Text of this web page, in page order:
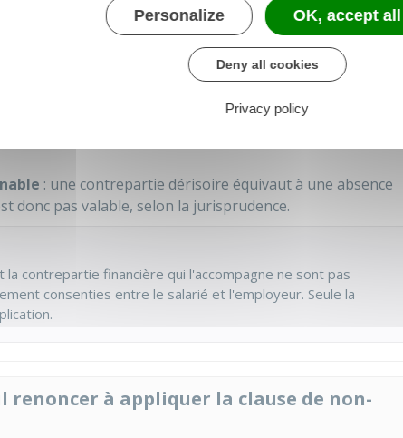
à l'impôt sur le revenu et estsaisissableen tant que
: une contrepartie dérisoire équivaut à une absence
donc pas valable, selon la jurisprudence.
la contrepartie financière qui l'accompagne ne sont pas
consenties entre le salarié et l'employeur. Seule la
à appliquer la clause de non-
Personalize OK, accept all
Deny all cookies
Privacy policy